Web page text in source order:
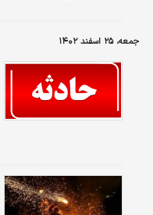
جمعه، ۲۵ اسفند ۱۴۰۲